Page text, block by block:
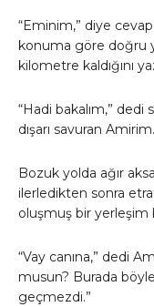
“Eminim,” diye
konuma göre doğru
kilometre kaldığını
“Hadi bakalım,” dedi
dışarı savuran Amirim.
Bozuk yolda ağır
ilerledikten sonra
oluşmuş bir yerleşim
“Vay canına,” dedi
musun? Burada
geçmezdi.”